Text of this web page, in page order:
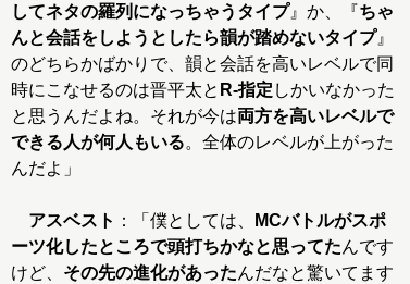
してネタの羅列になっちゃうタイプ』か、『ちゃ
んと会話をしようとしたら韻が踏めないタイプ』
のどちらかばかりで、韻と会話を高いレベルで同
時にこなせるのは晋平太と R-指定 しかいなかった
と思うんだよね。それが今は両方を高いレベルで
できる人が何人もいる。全体のレベルが上がった
んだよ」
アスベスト ：「僕としては、
MCバトルがスポ
ーツ化したところで頭打ちかなと思ってたんです
けど、 その先の進化があったんだなと驚いてます